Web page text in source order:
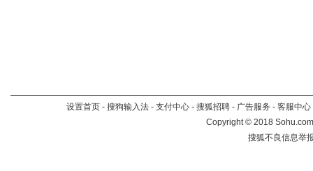
设置首页 - 搜狗输入法 - 支付中心 - 搜狐招聘 - 广告服务 - 客服中心
Copyright©2018
搜狐不良信息举